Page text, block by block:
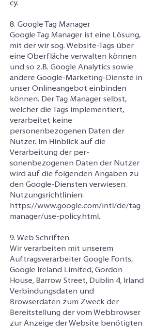
cy.
8. Google Tag Manager
Google Tag Manager ist eine Lösung,
mit der wir sog. Website-Tags über
eine Oberfläche verwalten können
und so z.B. Google Analytics sowie
andere Google-Marketing-Dienste in
unser Onlineangebot einbinden
können. Der Tag Manager selbst,
welcher die Tags implementiert,
verarbeitet keine
personenbezogenen Daten der
Nutzer. Im Hinblick auf die
Verarbeitung der per-
sonenbezogenen Daten der Nutzer
wird auf die folgenden Angaben zu
den Google-Diensten verwiesen.
Nutzungsrichtlinien:
https://www.google.com/intl/de/tag
manager/use-policy.html .
9. Web Schriften
Wir verarbeiten mit unserem
Auftragsverarbeiter Google Fonts,
Google Ireland Limited, Gordon
House, Barrow Street, Dublin 4, Irland
Verbindungsdaten und
Browserdaten zum Zweck der
Bereitstellung der vom Webbrowser
zur Anzeige der Website benötigten